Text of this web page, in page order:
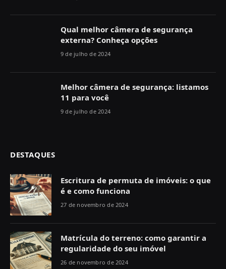
Qual melhor câmera de segurança
externa? Conheça opções
9 de julho de 2024
Melhor câmera de segurança: listamos
11 para você
9 de julho de 2024
DESTAQUES
Escritura de permuta de imóveis: o que
é e como funciona
27 de novembro de 2024
Matrícula do terreno: como garantir a
regularidade do seu imóvel
26 de novembro de 2024